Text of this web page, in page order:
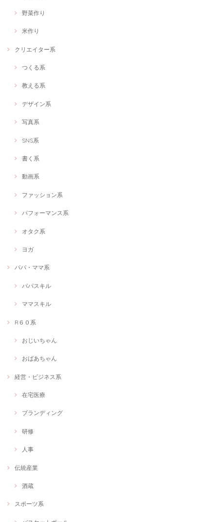
野菜作り
米作り
クリエイター系
つくる系
教える系
デザイン系
写真系
SNS系
書く系
動画系
ファッション系
パフォーマンス系
オタク系
ヨガ
パパ・ママ系
パパスキル
ママスキル
R６０系
おじいちゃん
おばあちゃん
経営・ビジネス系
在宅医療
ブランディング
研修
人事
伝統産業
酒蔵
スポーツ系